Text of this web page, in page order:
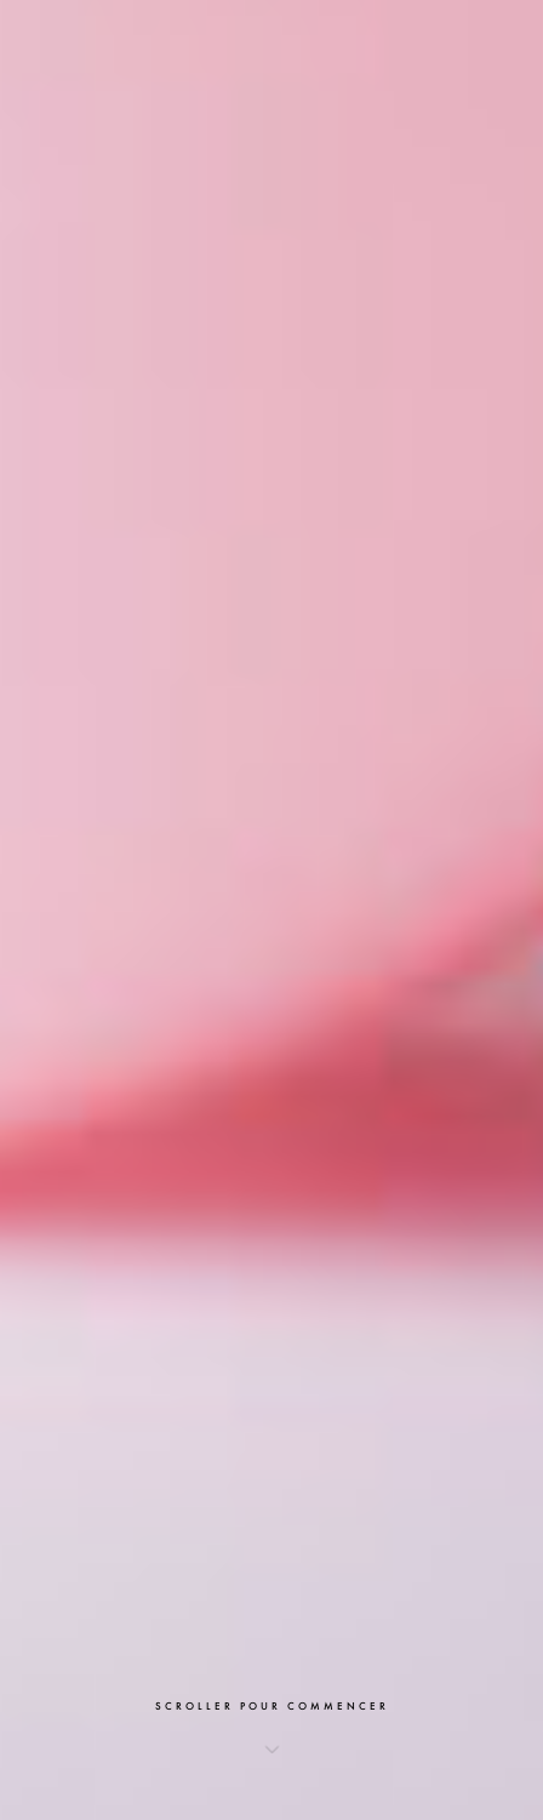
SCROLLER POUR COMMENCER